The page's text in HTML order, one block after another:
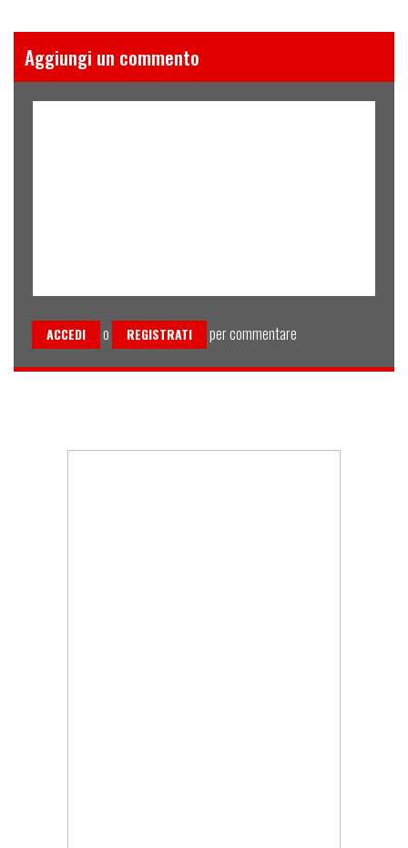
Aggiungi un commento
ACCEDI o REGISTRATI per commentare